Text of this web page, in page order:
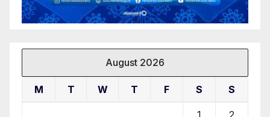
August 2026
M T W T F S S